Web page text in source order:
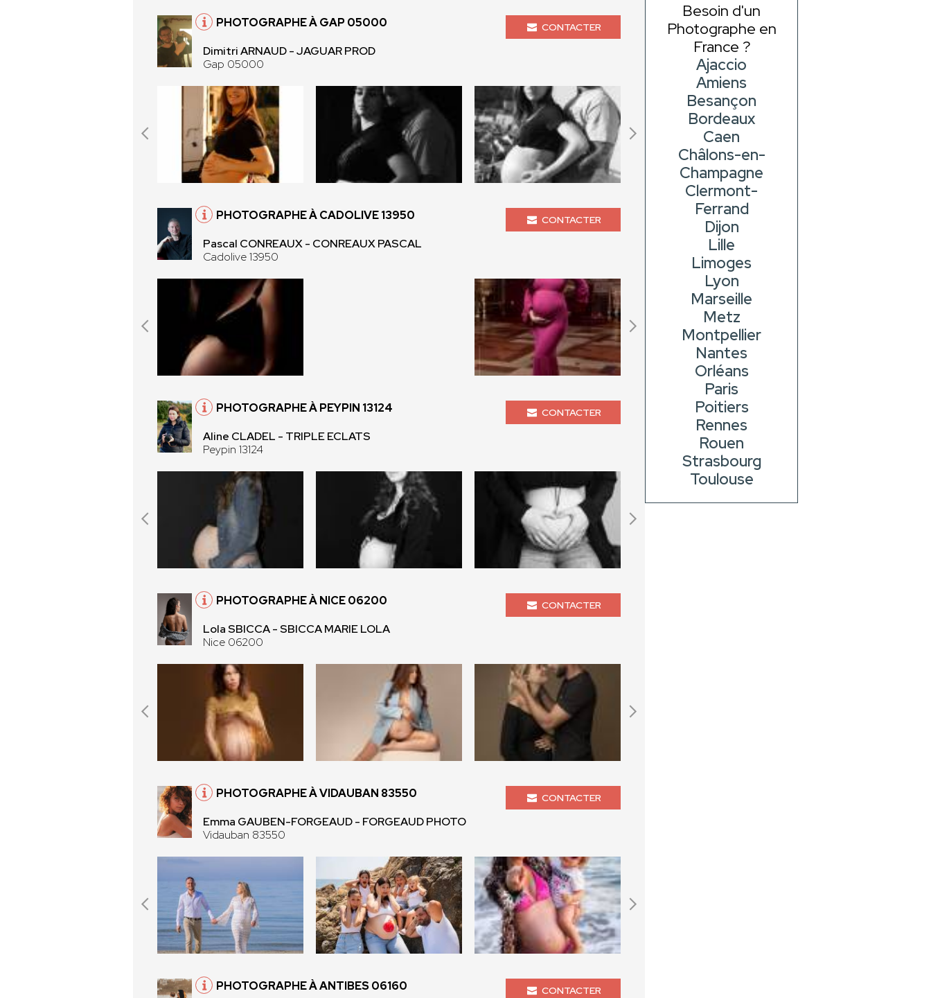
PHOTOGRAPHE À GAP 05000
Dimitri ARNAUD - JAGUAR PROD
Gap 05000
CONTACTER
PHOTOGRAPHE À CADOLIVE 13950
Pascal CONREAUX - CONREAUX PASCAL
Cadolive 13950
CONTACTER
PHOTOGRAPHE À PEYPIN 13124
Aline CLADEL - TRIPLE ECLATS
Peypin 13124
CONTACTER
PHOTOGRAPHE À NICE 06200
Lola SBICCA - SBICCA MARIE LOLA
Nice 06200
CONTACTER
PHOTOGRAPHE À VIDAUBAN 83550
Emma GAUBEN-FORGEAUD - FORGEAUD PHOTO
Vidauban 83550
CONTACTER
PHOTOGRAPHE À ANTIBES 06160
CONTACTER
Besoin d'un
Photographe en
France ?
Ajaccio
Amiens
Besançon
Bordeaux
Caen
Châlons-en-
Champagne
Clermont-
Ferrand
Dijon
Lille
Limoges
Lyon
Marseille
Metz
Montpellier
Nantes
Orléans
Paris
Poitiers
Rennes
Rouen
Strasbourg
Toulouse